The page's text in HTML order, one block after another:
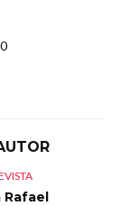
Rafael